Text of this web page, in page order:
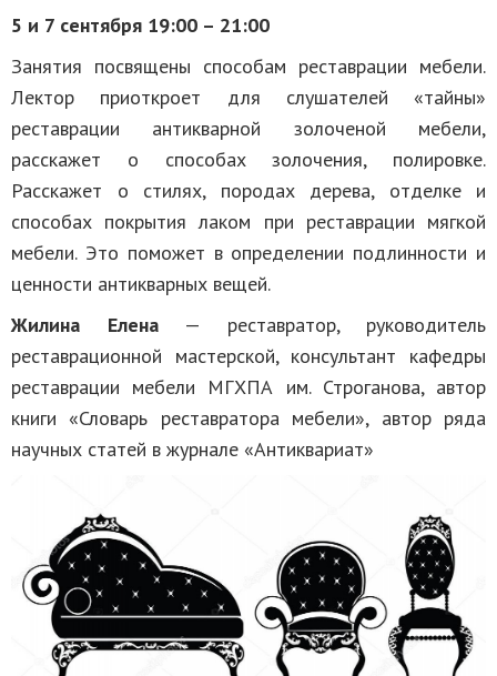
5 и 7 сентября 19:00 – 21:00
Занятия посвящены способам реставрации мебели.
Лектор приоткроет для слушателей «тайны»
реставрации антикварной золоченой мебели,
расскажет о способах золочения, полировке.
Расскажет о стилях, породах дерева, отделке и
способах покрытия лаком при реставрации мягкой
мебели. Это поможет в определении подлинности и
ценности антикварных вещей.
Жилина Елена— реставратор, руководитель
реставрационной мастерской, консультант кафедры
реставрации мебели МГХПА им. Строганова, автор
книги «Словарь реставратора мебели», автор ряда
научных статей в журнале «Антиквариат»